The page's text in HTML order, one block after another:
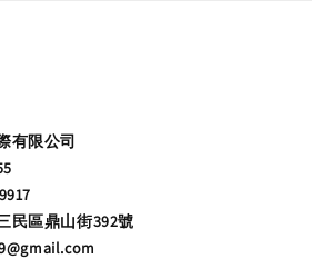
有限公司
民區鼎山街392號